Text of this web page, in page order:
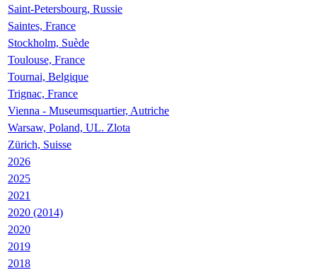
Saint-Petersbourg, Russie
Saintes, France
Stockholm, Suède
Toulouse, France
Tournai, Belgique
Trignac, France
Vienna - Museumsquartier, Autriche
Warsaw, Poland, UL. Zlota
Zürich, Suisse
2026
2025
2021
2020 (2014)
2020
2019
2018